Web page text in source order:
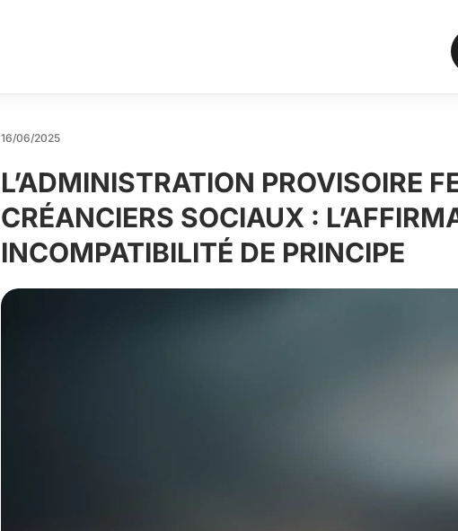
16/06/2025
L’ADMINISTRATION PROVISOIRE
CRÉANCIERS SOCIAUX :
INCOMPATIBILITÉ DE PRINCIPE